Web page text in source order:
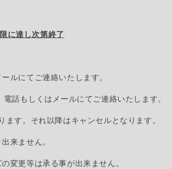
に達し次第終了
ルにてご連絡いたします。
電話もしくはメールにてご連絡いたします。
ます。それ以降はキャンセルとなります。
来ません。
変更等は承る事が出来ません。